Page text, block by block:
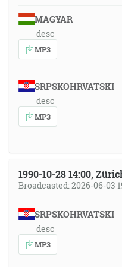
MAGYAR
desc
MP3
SRPSKOHRVATSKI
desc
MP3
1990-10-28 14:00,
Broadcasted: 2026-06-03
SRPSKOHRVATSKI
desc
MP3